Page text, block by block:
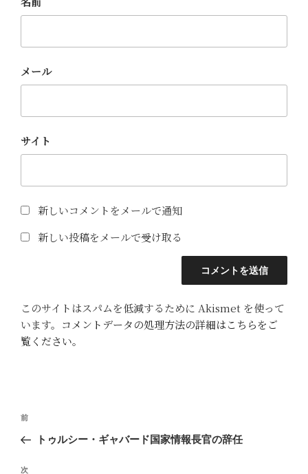
メール
サイト
新しいコメントをメールで通知
新しい投稿をメールで受け取る
このサイトはスパムを低減するために Akismet を使って
います。 コメントデータの処理方法の詳細はこちらをご
覧ください。
投
ナ
ビ
前
の
稿
前
トゥルシー・ギャバード国家情報長官の辞任
次
次